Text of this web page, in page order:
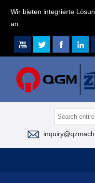
Wir bieten integrierte
an.
   
